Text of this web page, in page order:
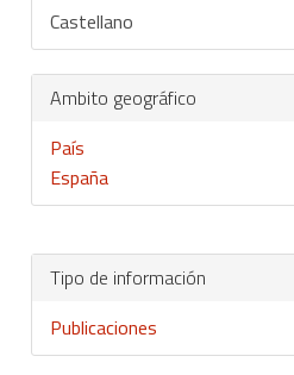
Castellano
Ambito geográfico
País
España
Tipo de información
Publicaciones